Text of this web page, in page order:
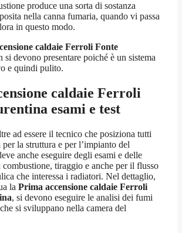
produce una sorta di sostanza
nella canna fumaria, quando vi passa
in questo modo.
caldaie Ferroli Fonte
si devono presentare poiché è un sistema
e quindi pulito.
caldaie Ferroli
esami e test
ad essere il tecnico che posiziona tutti
la struttura e per l’impianto del
anche eseguire degli esami e delle
combustione, tiraggio e anche per il flusso
che interessa i radiatori. Nel dettaglio,
la Prima accensione caldaie Ferroli
, si devono eseguire le analisi dei fumi
si sviluppano nella camera del